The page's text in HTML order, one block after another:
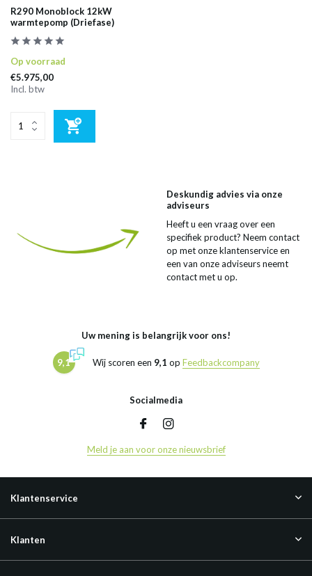
R290 Monoblock 12kW
warmtepomp (Driefase)
Op voorraad
€5.975,00
Incl. btw
Deskundig advies via onze
adviseurs
Heeft u een vraag over een
specifiek product? Neem contact
op met onze klantenservice en
een van onze adviseurs neemt
contact met u op.
Uw mening is belangrijk voor ons!
9,1 Wij scoren een 9,1 op Feedbackcompany
Socialmedia
Meld je aan voor onze nieuwsbrief
Klantenservice
Klanten